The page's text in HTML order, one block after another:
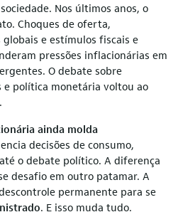
Nos últimos anos, o
Choques de oferta,
e estímulos fiscais e
pressões inflacionárias em
O debate sobre
política monetária voltou ao
ainda molda
decisões de consumo,
o debate político. A diferença
desafio em outro patamar. A
permanente para se
. E isso muda tudo.